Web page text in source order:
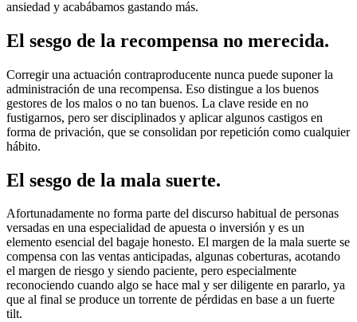
ansiedad y acabábamos gastando más.
El sesgo de la recompensa no merecida.
Corregir una actuación contraproducente nunca puede suponer la
administración de una recompensa. Eso distingue a los buenos
gestores de los malos o no tan buenos. La clave reside en no
fustigarnos, pero ser disciplinados y aplicar algunos castigos en
forma de privación, que se consolidan por repetición como cualquier
hábito.
El sesgo de la mala suerte.
Afortunadamente no forma parte del discurso habitual de personas
versadas en una especialidad de apuesta o inversión y es un
elemento esencial del bagaje honesto. El margen de la mala suerte se
compensa con las ventas anticipadas, algunas coberturas, acotando
el margen de riesgo y siendo paciente, pero especialmente
reconociendo cuando algo se hace mal y ser diligente en pararlo, ya
que al final se produce un torrente de pérdidas en base a un fuerte
tilt.